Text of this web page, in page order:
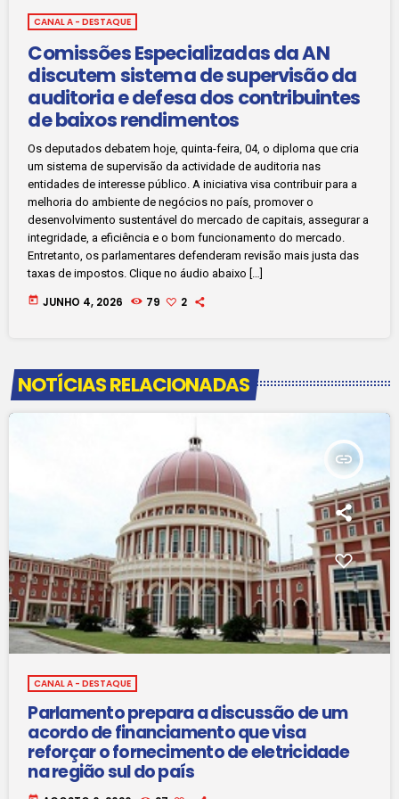
CANAL A - DESTAQUE
Comissões Especializadas da AN
discutem sistema de supervisão da
auditoria e defesa dos contribuintes
de baixos rendimentos
Os deputados debatem hoje, quinta-feira, 04, o diploma que cria
um sistema de supervisão da actividade de auditoria nas
entidades de interesse público. A iniciativa visa contribuir para a
melhoria do ambiente de negócios no país, promover o
desenvolvimento sustentável do mercado de capitais, assegurar a
integridade, a eficiência e o bom funcionamento do mercado.
Entretanto, os parlamentares defenderam revisão mais justa das
taxas de impostos. Clique no áudio abaixo […]
today JUNHO 4, 2026 79 2
NOTÍCIAS RELACIONADAS
insert_link
CANAL A - DESTAQUE
Parlamento prepara a discussão de um
acordo de financiamento que visa
reforçar o fornecimento de eletricidade
na região sul do país